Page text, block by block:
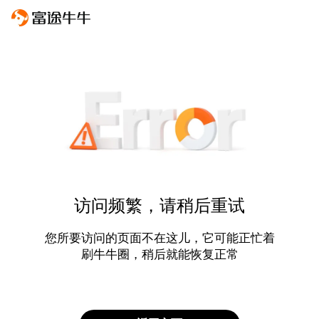
访问频繁，请稍后重试
您所要访问的页面不在这儿，它可能正忙着
刷牛牛圈，稍后就能恢复正常